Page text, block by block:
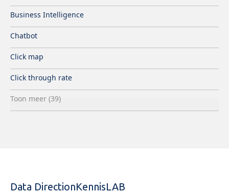
Business Intelligence
Chatbot
Click map
Click through rate
Toon meer (39)
Data DirectionKennisLAB